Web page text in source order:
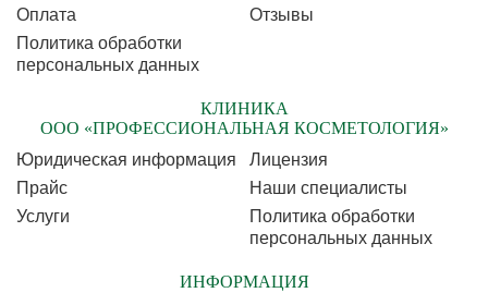
Оплата
Отзывы
Политика обработки
персональных данных
КЛИНИКА
ООО «ПРОФЕССИОНАЛЬНАЯ КОСМЕТОЛОГИЯ»
Юридическая информация
Лицензия
Прайс
Наши специалисты
Услуги
Политика обработки
персональных данных
ИНФОРМАЦИЯ